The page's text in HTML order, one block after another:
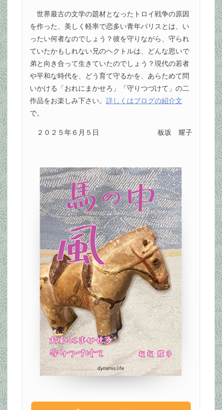
世界最古の文学の題材となったトロイ戦争の原因
を作った、美しく軽率で恋多い青年パリスとは、い
ったい何者なのでしょう？彼を守りながら、守られ
ていたかもしれない兄のヘクトルは、どんな思いで
弟と向き合って生きていたのでしょう？現代の若者
や平和な時代を、どう育て守るかを、あらためて問
いかける「おれにまかせろ」「守りつづけて」の二
作品をお楽しみ下さい。 詳しくはブログの紹介文
で。
２０２５年６月５日 板坂 耀子